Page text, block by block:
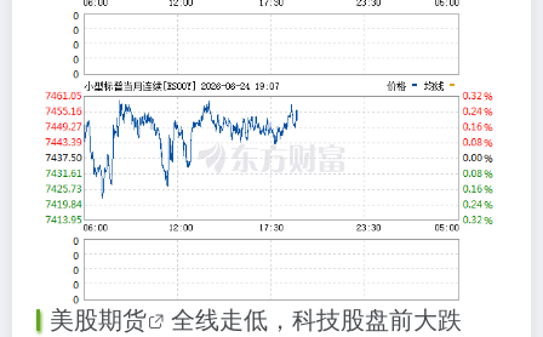
美股期货 全线走低，科技股盘前大跌